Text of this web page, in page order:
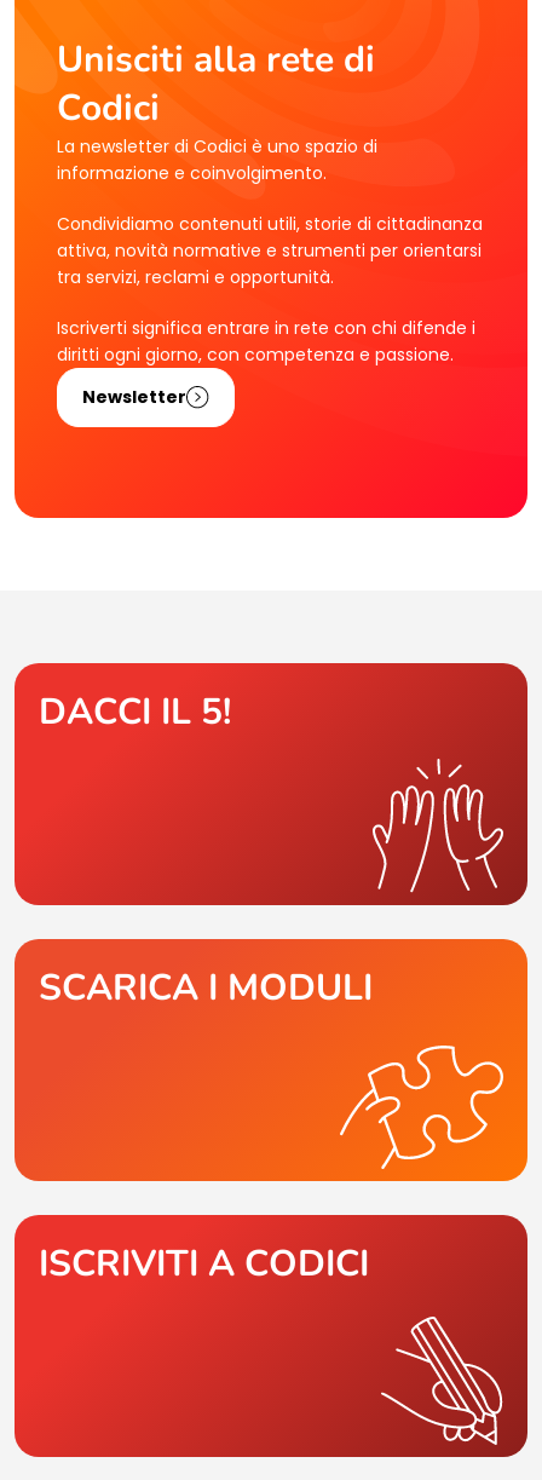
Unisciti alla rete di
Codici
La newsletter di Codici è uno spazio di
informazione e coinvolgimento.
Condividiamo contenuti utili, storie di cittadinanza
attiva, novità normative e strumenti per orientarsi
tra servizi, reclami e opportunità.
Iscriverti significa entrare in rete con chi difende i
diritti ogni giorno, con competenza e passione.
Newsletter
DACCI IL 5!
SCARICA I MODULI
ISCRIVITI A CODICI